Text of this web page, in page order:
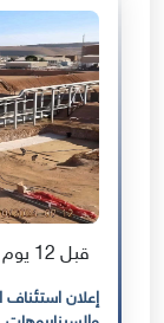
قبل 12 يوم
إعلان